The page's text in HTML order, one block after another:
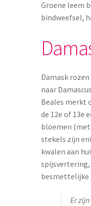
Groene leem
bindweefsel,
Damask
naar
Beales merkt
de 12e of 13e
bloemen
stekels zijn
kwalen aan
besmettelijke
Er